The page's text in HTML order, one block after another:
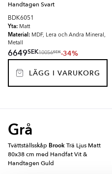
Handtagen Svart
BDK6051
Yta: Matt
Material: MDF, Lera och Andra Mineral,
Metall
6649SEK10056SEK-34%
LÄGG I VARUKORG
Grå
Tvättställsskåp BrookTrä Ljus Matt
80x38 cm med Handfat Vit &
Handtagen Guld